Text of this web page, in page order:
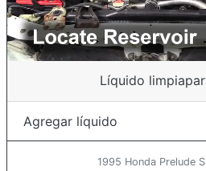
Líquido
Agregar líquido
1995 Honda Prelude